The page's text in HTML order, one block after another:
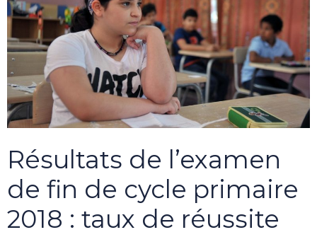
Résultats de l’examen
de fin de cycle primaire
2018 : taux de réussite